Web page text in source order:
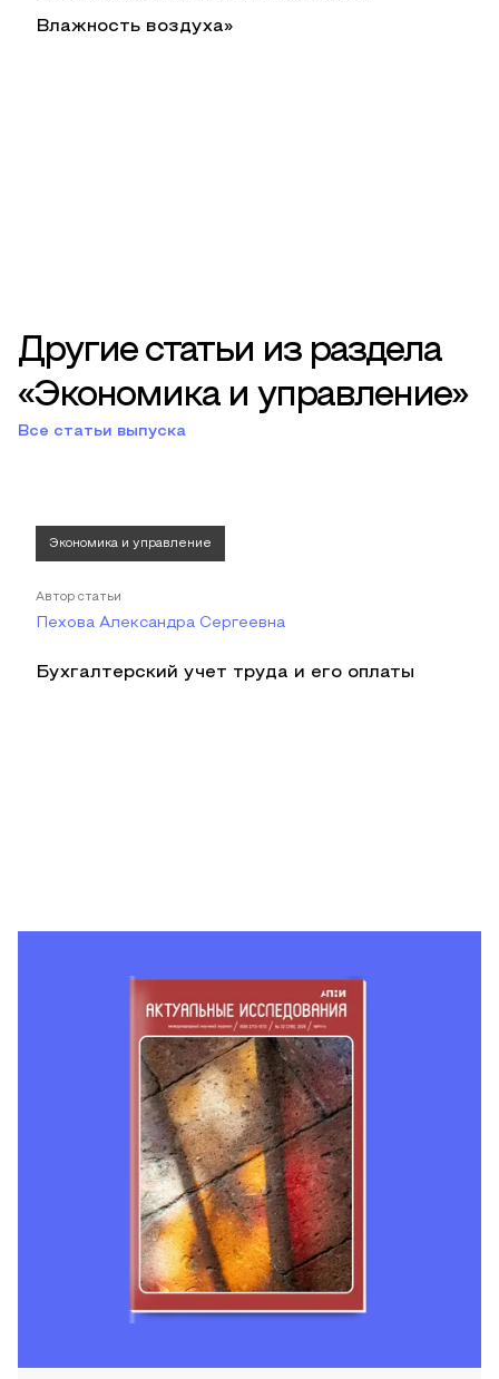
Влажность воздуха»
Другие статьи из раздела
«Экономика и управление»
Все статьи выпуска
Экономика и управление
Автор статьи
Пехова Александра Сергеевна
Бухгалтерский учет труда и его оплаты